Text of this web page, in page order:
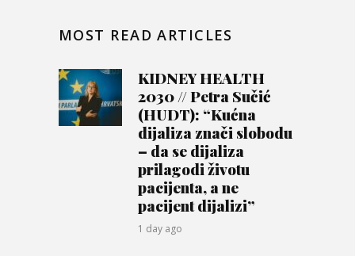
MOST READ ARTICLES
KIDNEY HEALTH
2030 // Petra Sučić
(HUDT): “Kućna
dijaliza znači slobodu
– da se dijaliza
prilagodi životu
pacijenta, a ne
pacijent dijalizi”
1 day ago